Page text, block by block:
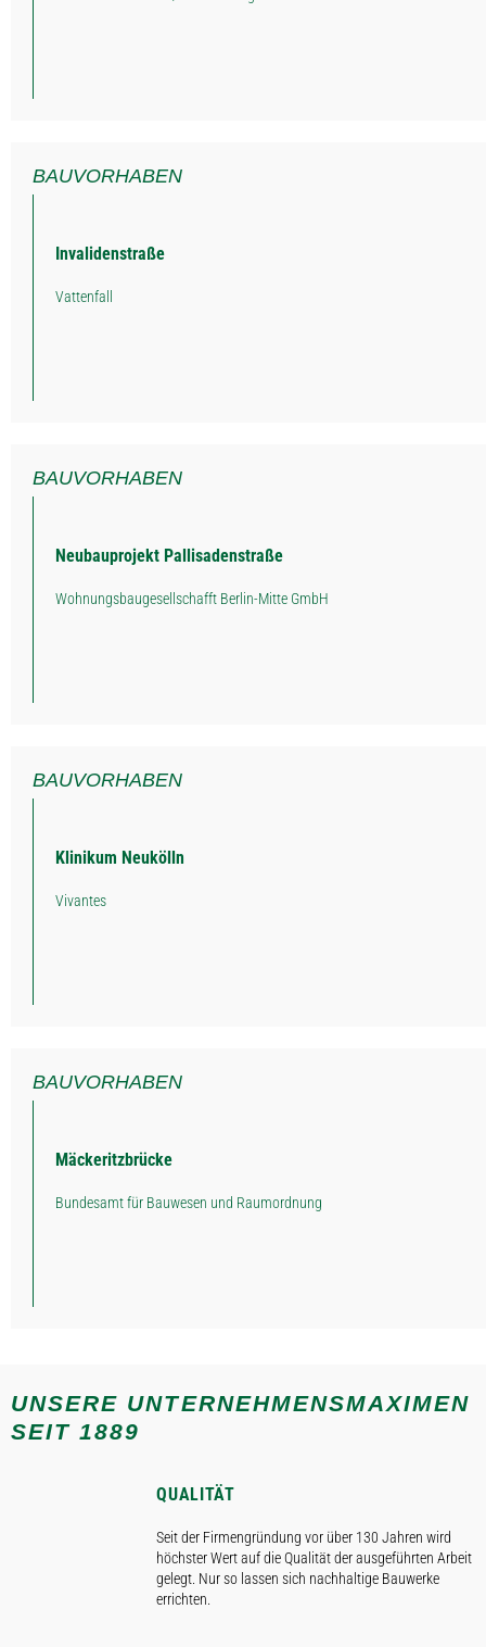
BAUVORHABEN
Invalidenstraße
Vattenfall
BAUVORHABEN
Neubauprojekt Pallisadenstraße
Wohnungsbaugesellschafft Berlin-Mitte GmbH
BAUVORHABEN
Klinikum Neukölln
Vivantes
BAUVORHABEN
Mäckeritzbrücke
Bundesamt für Bauwesen und Raumordnung
UNSERE UNTERNEHMENSMAXIMEN
SEIT 1889
QUALITÄT
Seit der Firmengründung vor über 130 Jahren wird
höchster Wert auf die Qualität der ausgeführten Arbeit
gelegt. Nur so lassen sich nachhaltige Bauwerke
errichten.